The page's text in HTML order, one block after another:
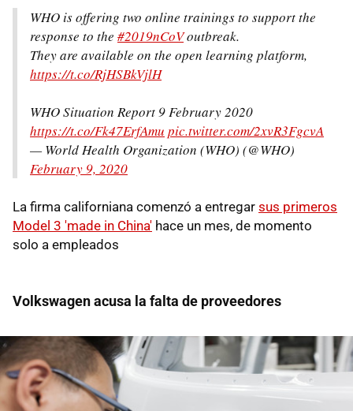
WHO is offering two online trainings to support the
response to the #2019nCoVoutbreak.
They are available on the open learning platform,
https://t.co/RjHSBkVjlH
WHO Situation Report 9 February 2020
https://t.co/Fk47ErfAmu pic.twitter.com/2xvR3FgcvA
— World Health Organization (WHO) (@WHO)
February 9, 2020
La firma californiana comenzó a entregar sus primeros
Model 3 'made in China' hace un mes, de momento
solo a empleados
Volkswagen acusa la falta de proveedores